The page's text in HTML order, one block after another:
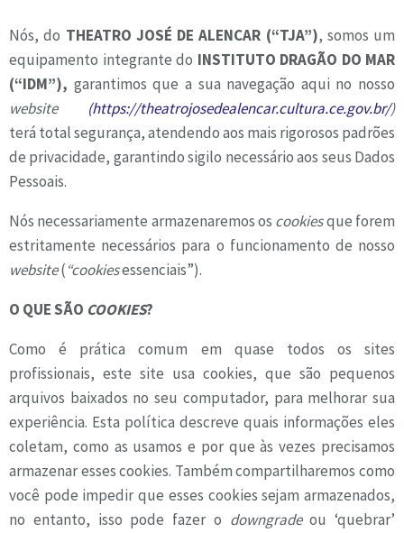
Nós, do THEATRO JOSÉ DE ALENCAR (“TJA”), somos um
equipamento integrante do INSTITUTO DRAGÃO DO MAR
(“IDM”), garantimos que a sua navegação aqui no nosso
website
(https://theatrojosedealencar.cultura.ce.gov.br/)
terá total segurança, atendendo aos mais rigorosos padrões
de privacidade, garantindo sigilo necessário aos seus Dados
Pessoais.
Nós necessariamente armazenaremos os cookiesque forem
estritamente necessários para o funcionamento de nosso
website(“cookiesessenciais”).
O QUE SÃO COOKIES?
Como é prática comum em quase todos os sites
profissionais, este site usa cookies, que são pequenos
arquivos baixados no seu computador, para melhorar sua
experiência. Esta política descreve quais informações eles
coletam, como as usamos e por que às vezes precisamos
armazenar esses cookies. Também compartilharemos como
você pode impedir que esses cookies sejam armazenados,
no entanto, isso pode fazer o downgradeou ‘quebrar’